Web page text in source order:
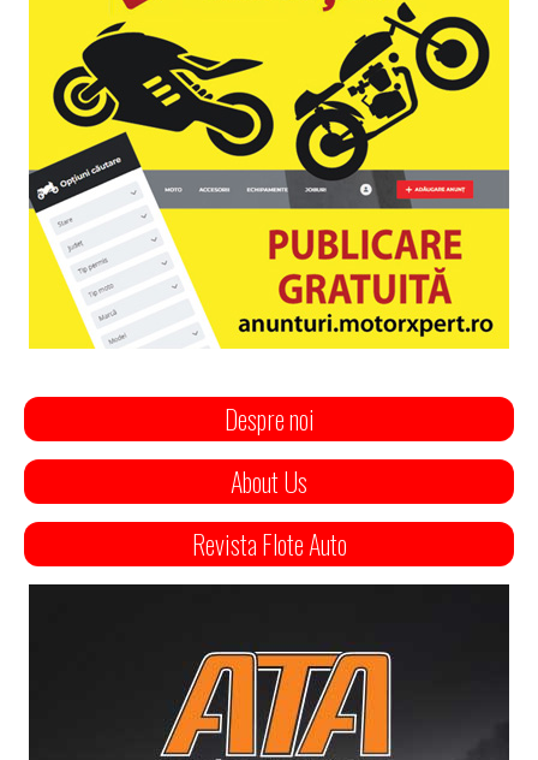
Despre noi
About Us
Revista Flote Auto